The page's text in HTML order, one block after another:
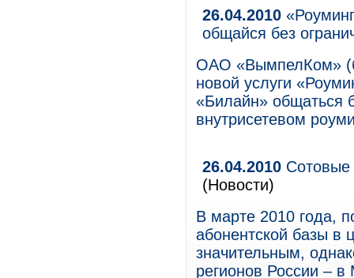
26.04.2010
общайся без
ОАО «ВымпелКом»
новой услуги
«Билайн» общаться
внутрисетевом
26.04.2010 Сотовые
(Новости)
В марте 2010 года,
абонентской базы в
значительным,
регионов России –